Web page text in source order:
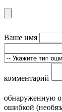
Ваше имя
комментарий
обнаруженную
ошибкой